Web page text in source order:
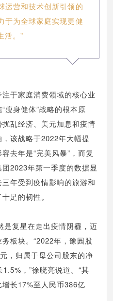
运营和技术创新引领的
于为全球家庭实现更健
活。”
于家庭消费领域的核心业
瘦身健体”战略的根本原
乱经济、美元加息和疫情
该战略于2022年大幅提
去年是“完美风暴”，而复
2023年第一季度的数据显
年受到疫情影响的旅游和
足的韧性。
是复星在走出疫情阴霾，迈
板块。“2022年，豫园股
，归属于母公司股东的净
，”徐晓亮说道。“其
长17%至人民币386亿